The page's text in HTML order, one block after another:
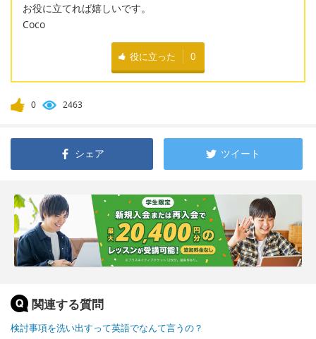
お役に立てれば嬉しいです。
Coco
役に立った 0
0 2463
シェア ツイート
関連する質問
検討事項を洗い出すって英語でなんて言うの？